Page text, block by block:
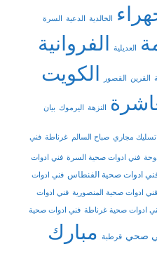
الخالدية الدعية السرة
العديلية الفروانية
القرين القصور الكويت
النزهة اليرموك بيان
مجاري صباح السالم غرناطة فني
فني ادوات صحية السرة فني ادوات
ادوات صحية الفنطاس فني ادوات
فني ادوات صحية المنصورية فني ادوات
ادوات صحية غرناطة فني ادوات صحية
صحي قرطبة مبارك